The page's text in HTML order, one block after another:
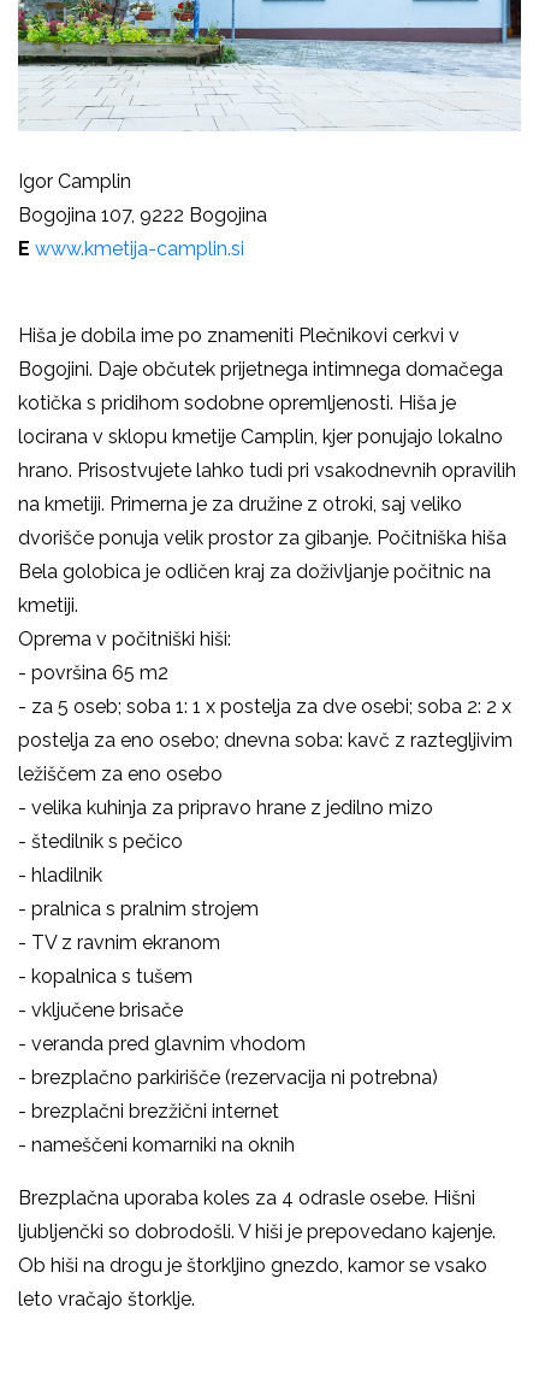
Igor Camplin
Bogojina 107, 9222 Bogojina
E www.kmetija-camplin.si
Hiša je dobila ime po znameniti Plečnikovi cerkvi v
Bogojini. Daje občutek prijetnega intimnega domačega
kotička s pridihom sodobne opremljenosti. Hiša je
locirana v sklopu kmetije Camplin, kjer ponujajo lokalno
hrano. Prisostvujete lahko tudi pri vsakodnevnih opravilih
na kmetiji. Primerna je za družine z otroki, saj veliko
dvorišče ponuja velik prostor za gibanje. Počitniška hiša
Bela golobica je odličen kraj za doživljanje počitnic na
kmetiji.
Oprema v počitniški hiši:
- površina 65 m2
- za 5 oseb; soba 1: 1 x postelja za dve osebi; soba 2: 2 x
postelja za eno osebo; dnevna soba: kavč z raztegljivim
ležiščem za eno osebo
- velika kuhinja za pripravo hrane z jedilno mizo
- štedilnik s pečico
- hladilnik
- pralnica s pralnim strojem
- TV z ravnim ekranom
- kopalnica s tušem
- vključene brisače
- veranda pred glavnim vhodom
- brezplačno parkirišče (rezervacija ni potrebna)
- brezplačni brezžični internet
- nameščeni komarniki na oknih
Brezplačna uporaba koles za 4 odrasle osebe. Hišni
ljubljenčki so dobrodošli. V hiši je prepovedano kajenje.
Ob hiši na drogu je štorkljino gnezdo, kamor se vsako
leto vračajo štorklje.